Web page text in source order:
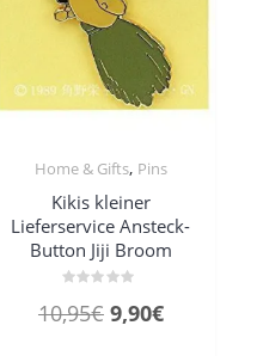
Home & Gifts, Pins
Kikis kleiner
Lieferservice Ansteck-
Button Jiji Broom
mit
0
10,95€ 9,90€Aktueller